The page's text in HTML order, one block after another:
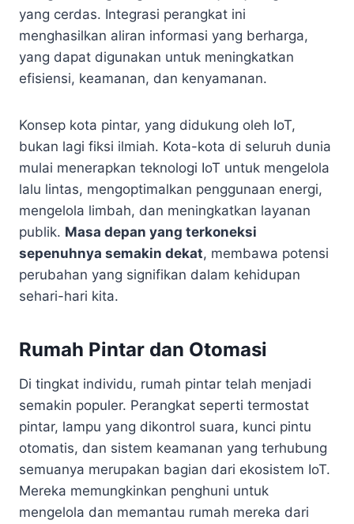
yang cerdas. Integrasi perangkat ini
menghasilkan aliran informasi yang berharga,
yang dapat digunakan untuk meningkatkan
efisiensi, keamanan, dan kenyamanan.
Konsep kota pintar, yang didukung oleh IoT,
bukan lagi fiksi ilmiah. Kota-kota di seluruh dunia
mulai menerapkan teknologi IoT untuk mengelola
lalu lintas, mengoptimalkan penggunaan energi,
mengelola limbah, dan meningkatkan layanan
publik. Masa depan yang terkoneksi
sepenuhnya semakin dekat, membawa potensi
perubahan yang signifikan dalam kehidupan
sehari-hari kita.
Rumah Pintar dan Otomasi
Di tingkat individu, rumah pintar telah menjadi
semakin populer. Perangkat seperti termostat
pintar, lampu yang dikontrol suara, kunci pintu
otomatis, dan sistem keamanan yang terhubung
semuanya merupakan bagian dari ekosistem IoT.
Mereka memungkinkan penghuni untuk
mengelola dan memantau rumah mereka dari